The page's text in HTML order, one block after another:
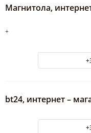
Магнитола,
+
bt24, интернет –